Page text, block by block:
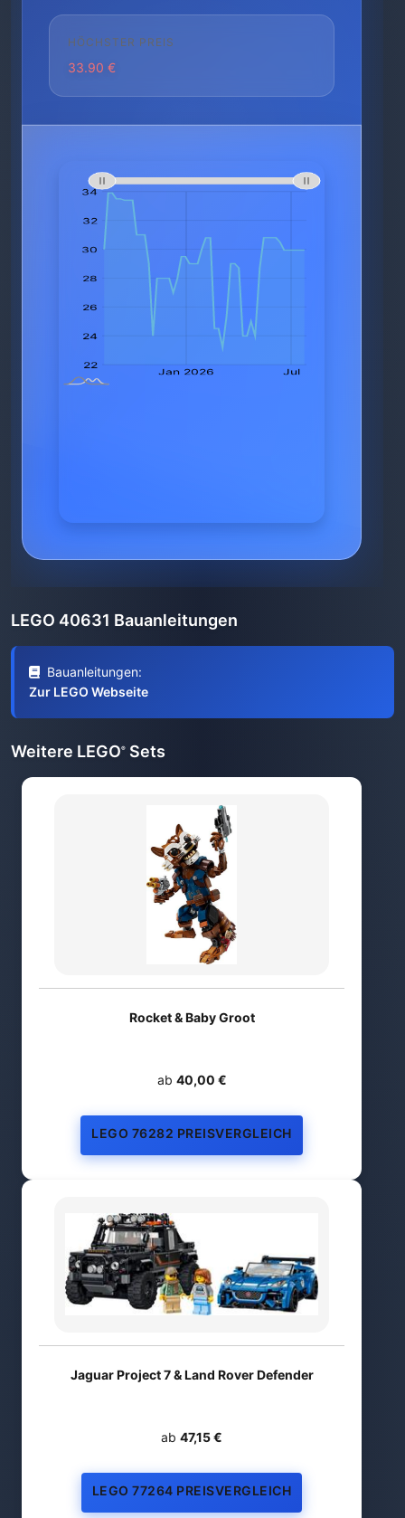
HÖCHSTER PREIS
33.90 €
LEGO 40631 Bauanleitungen
Bauanleitungen:
Zur LEGO Webseite
Weitere LEGO® Sets
Rocket & Baby Groot
ab 40,00 €
LEGO 76282 PREISVERGLEICH
Jaguar Project 7 & Land Rover Defender
ab 47,15 €
LEGO 77264 PREISVERGLEICH